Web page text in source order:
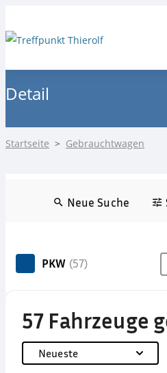
Detail
Startseite > Gebrauchtwagen
Neue Suche
PKW (57)
57 Fahrzeuge
Neueste